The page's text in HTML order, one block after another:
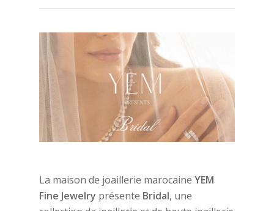
La maison de joaillerie marocaine YEM
Fine Jewelry présente Bridal, une